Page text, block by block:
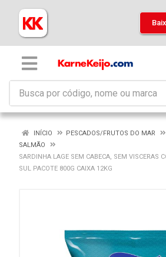
INÍCIO
PESCADOS/FRUTOS DO MAR
SALMÃO
SARDINHA LAGE SEM CABECA, SEM VISCERAS
SUL PACOTE 800G CAIXA 12KG